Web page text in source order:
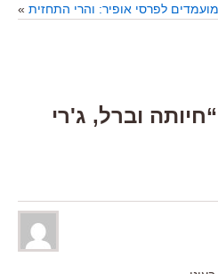
לפרסי אופיר: והרי התחזית »
3 Responses to “חיותה וברל, ג'רי